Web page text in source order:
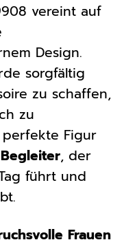
vereint auf
Design.
sorgfältig
zu schaffen,
zu
Figur
, der
führt und
Frauen